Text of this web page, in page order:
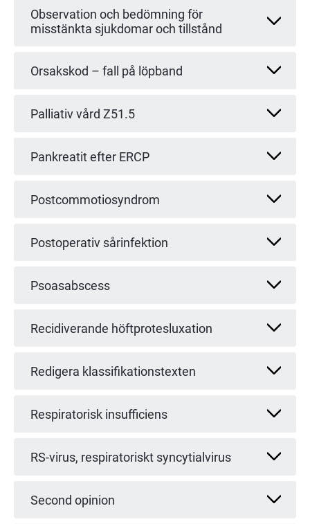
Observation och bedömning för
misstänkta sjukdomar och tillstånd
Orsakskod – fall på löpband
Palliativ vård Z51.5
Pankreatit efter ERCP
Postcommotiosyndrom
Postoperativ sårinfektion
Psoasabscess
Recidiverande höftprotesluxation
Redigera klassifikationstexten
Respiratorisk insufficiens
RS-virus, respiratoriskt syncytialvirus
Second opinion